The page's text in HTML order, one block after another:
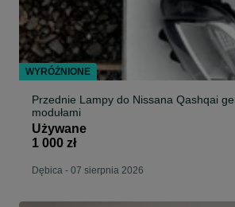
Przednie Lampy do Nissana Qashqai
modułami
Używane
1 000 zł
Dębica - 07 sierpnia 2026
WYRÓŻNIONE